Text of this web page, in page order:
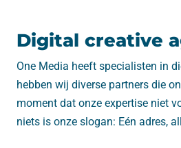
Digital creative
One Media heeft specialisten in
hebben wij diverse partners die
moment dat onze expertise niet
niets is onze slogan: Eén adres,